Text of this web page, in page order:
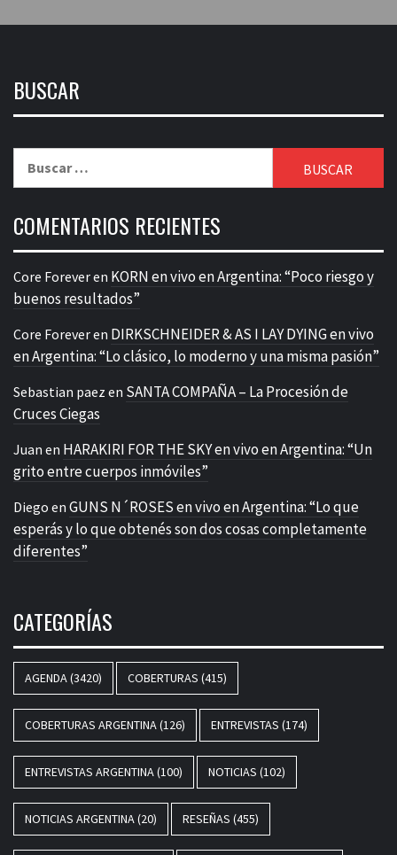
BUSCAR
COMENTARIOS RECIENTES
Core Foreveren KORN en vivo en Argentina: “Poco riesgo y
buenos resultados”
Core Foreveren DIRKSCHNEIDER & AS I LAY DYING en vivo
en Argentina: “Lo clásico, lo moderno y una misma pasión”
Sebastian paez en SANTA COMPAÑA – La Procesión de
Cruces Ciegas
Juan en HARAKIRI FOR THE SKY en vivo en Argentina: “Un
grito entre cuerpos inmóviles”
Diego en GUNS N´ROSES en vivo en Argentina: “Lo que
esperás y lo que obtenés son dos cosas completamente
diferentes”
CATEGORÍAS
AGENDA(3420) COBERTURAS (415)
COBERTURAS ARGENTINA(126) ENTREVISTAS (174)
ENTREVISTAS ARGENTINA(100) NOTICIAS (102)
NOTICIAS ARGENTINA(20) RESEÑAS (455)